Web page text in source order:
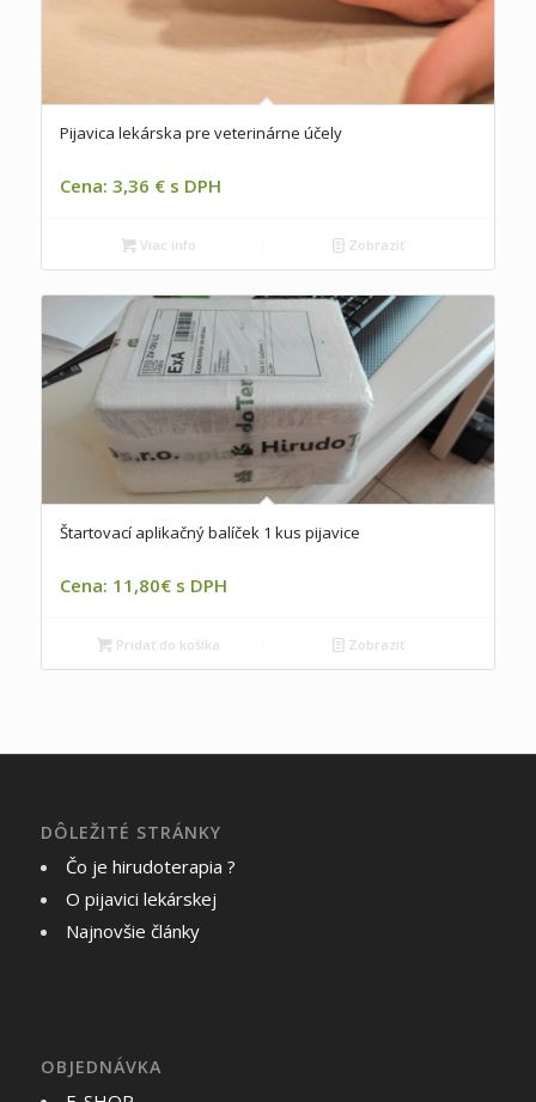
Pijavica lekárska pre veterinárne účely
Cena: 3,36 € s DPH
Viac info Zobraziť
Štartovací aplikačný balíček 1 kus pijavice
Cena: 11,80€ s DPH
Pridať do košíka Zobraziť
DÔLEŽITÉ STRÁNKY
Čo je hirudoterapia ?
O pijavici lekárskej
Najnovšie články
OBJEDNÁVKA